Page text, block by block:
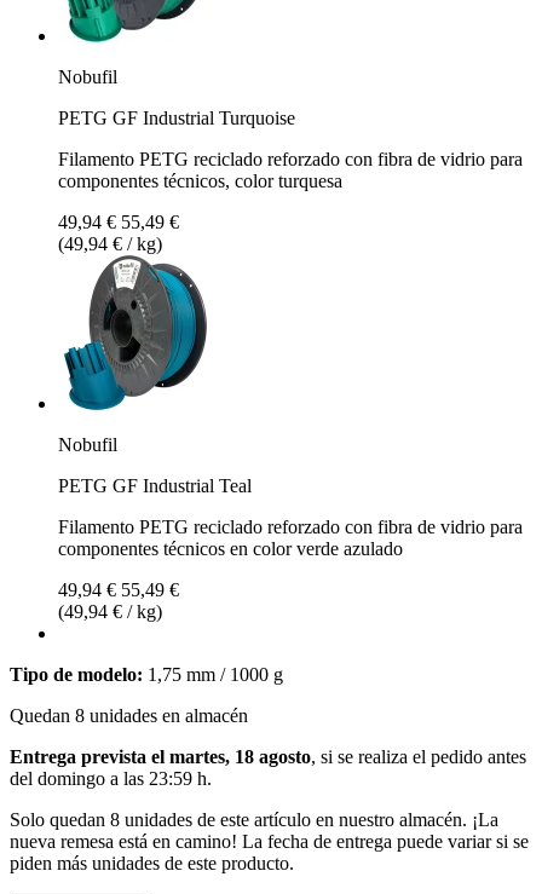
Nobufil
PETG GF Industrial Turquoise
Filamento PETG reciclado reforzado con fibra de vidrio para
componentes técnicos, color turquesa
49,94 € 55,49 €
(49,94 € / kg)
Nobufil
PETG GF Industrial Teal
Filamento PETG reciclado reforzado con fibra de vidrio para
componentes técnicos en color verde azulado
49,94 € 55,49 €
(49,94 € / kg)
Tipo de modelo: 1,75 mm / 1000 g
Quedan 8 unidades en almacén
Entrega prevista el martes, 18 agosto, si se realiza el pedido antes
del domingo a las 23:59 h.
Solo quedan 8 unidades de este artículo en nuestro almacén. ¡La
nueva remesa está en camino! La fecha de entrega puede variar si se
piden más unidades de este producto.